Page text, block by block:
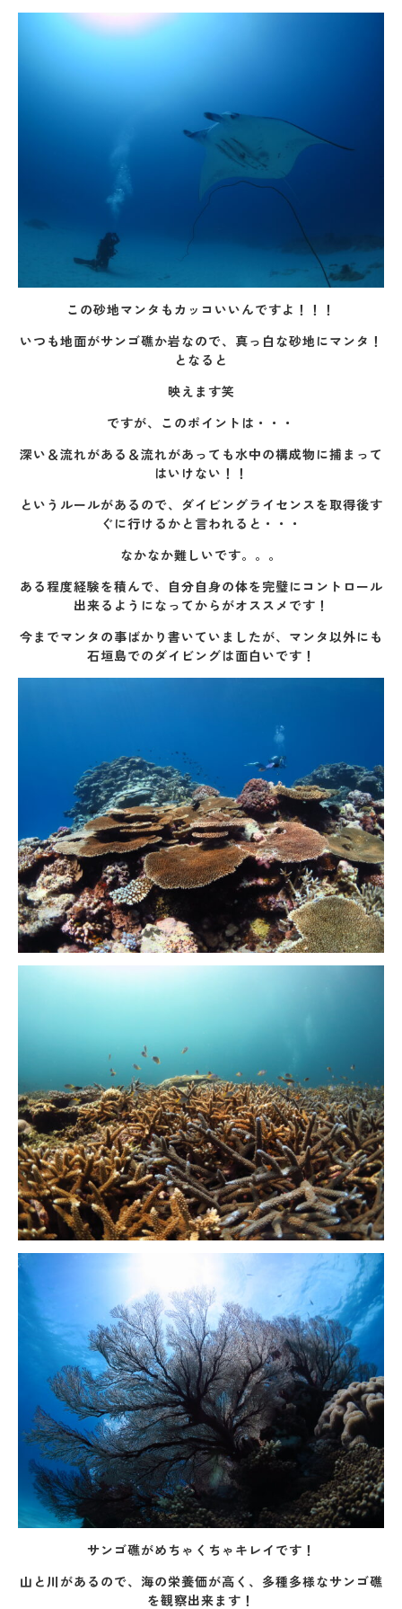
この砂地マンタもカッコいいんですよ！！！
いつも地面がサンゴ礁か岩なので、真っ白な砂地にマンタ！
となると
映えます笑
ですが、このポイントは・・・
深い＆流れがある＆流れがあっても水中の構成物に捕まって
はいけない！！
というルールがあるので、ダイビングライセンスを取得後す
ぐに行けるかと言われると・・・
なかなか難しいです。。。
ある程度経験を積んで、自分自身の体を完璧にコントロール
出来るようになってからがオススメです！
今までマンタの事ばかり書いていましたが、マンタ以外にも
石垣島でのダイビングは面白いです！
サンゴ礁がめちゃくちゃキレイです！
山と川があるので、海の栄養価が高く、多種多様なサンゴ礁
を観察出来ます！